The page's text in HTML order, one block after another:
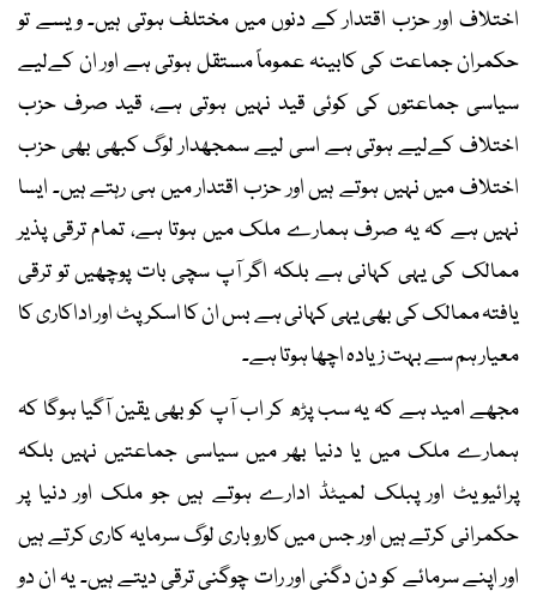
اختلاف اور حزب اقتدار کے دنوں میں مختلف ہوتی ہیں۔ ویسے تو
حکمران جماعت کی کابینہ عموماً مستقل ہوتی ہے اور ان کےلیے
سیاسی جماعتوں کی کوئی قید نہیں ہوتی ہے، قید صرف حزب
اختلاف کےلیے ہوتی ہے اسی لیے سمجھدار لوگ کبھی بھی حزب
اختلاف میں نہیں ہوتے ہیں اور حزب اقتدار میں ہی رہتے ہیں۔ ایسا
نہیں ہے کہ یہ صرف ہمارے ملک میں ہوتا ہے، تمام ترقی پذیر
ممالک کی یہی کہانی ہے بلکہ اگر آپ سچی بات پوچھیں تو ترقی
یافتہ ممالک کی بھی یہی کہانی ہے بس ان کا اسکرپٹ اور اداکاری کا
معیار ہم سے بہت زیادہ اچھا ہوتا ہے۔
مجھے امید ہے کہ یہ سب پڑھ کر اب آپ کو بھی یقین آگیا ہوگا کہ
ہمارے ملک میں یا دنیا بھر میں سیاسی جماعتیں نہیں بلکہ
پرائیویٹ اور پبلک لمیٹڈ ادارے ہوتے ہیں جو ملک اور دنیا پر
حکمرانی کرتے ہیں اور جس میں کاروباری لوگ سرمایہ کاری کرتے ہیں
اور اپنے سرمائے کو دن دگنی اور رات چوگنی ترقی دیتے ہیں۔ یہ ان دو